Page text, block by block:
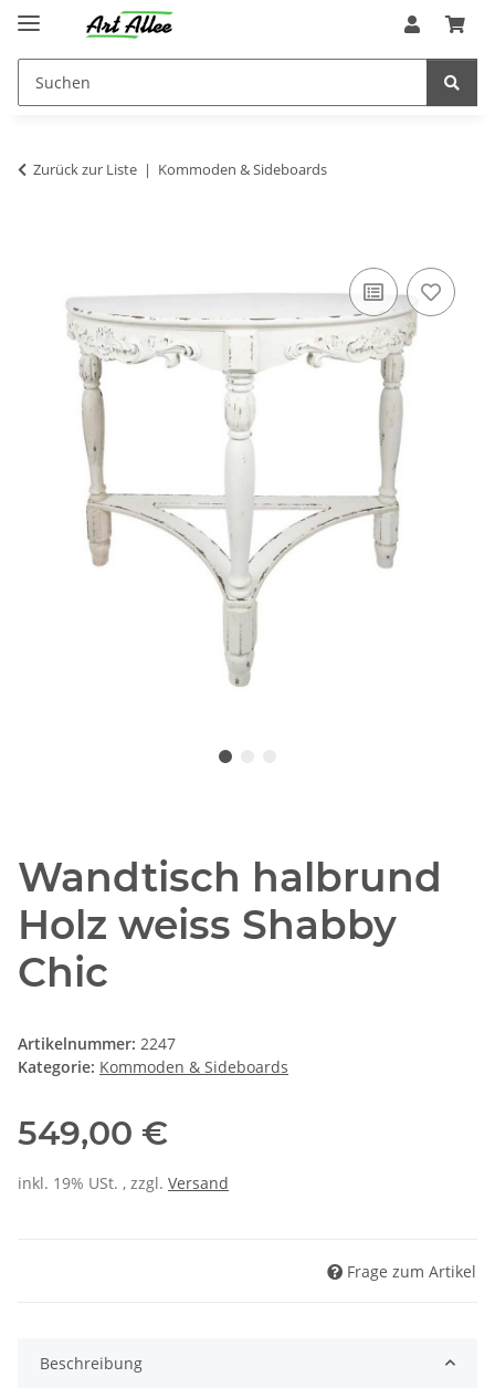
Zurück zur Liste Kommoden & Sideboards
Wandtisch halbrund
Holz weiss Shabby
Chic
Artikelnummer: 2247
Kategorie: Kommoden & Sideboards
549,00 €
inkl. 19% USt. , zzgl. Versand
Frage zum Artikel
Beschreibung